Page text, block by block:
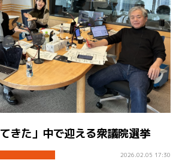
きた」中で迎える衆議院選挙
2026.02.05 17:30